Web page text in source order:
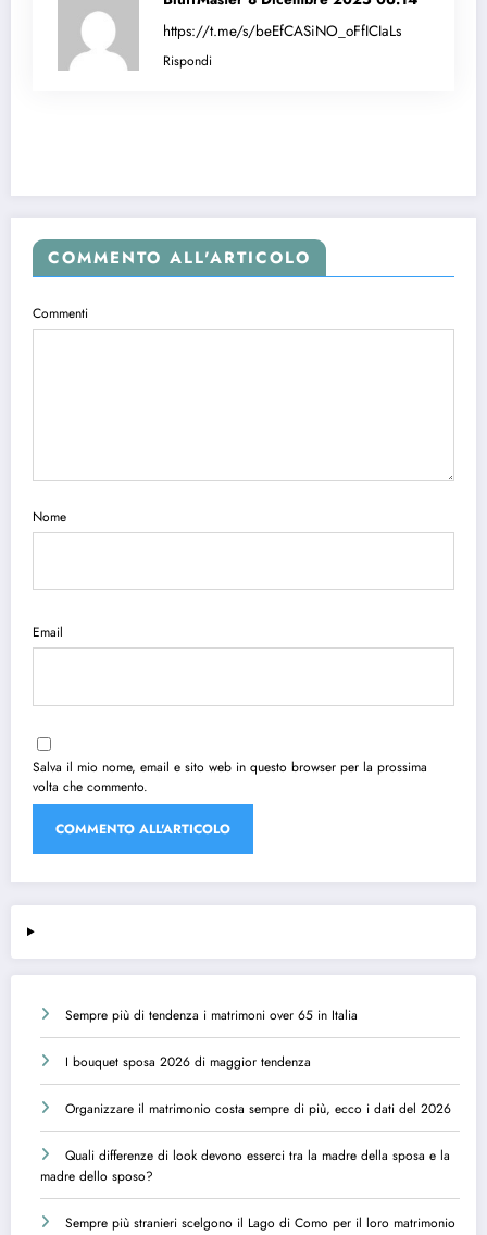
https://t.me/s/beEfCASiNO_oFfICIaLs
Rispondi
COMMENTO ALL'ARTICOLO
Commenti
Nome
Email
Salva il mio nome, email e sito web in questo browser per la prossima
volta che commento.
Sempre più di tendenza i matrimoni over 65 in Italia
I bouquet sposa 2026 di maggior tendenza
Organizzare il matrimonio costa sempre di più, ecco i dati del 2026
Quali differenze di look devono esserci tra la madre della sposa e la
madre dello sposo?
Sempre più stranieri scelgono il Lago di Como per il loro matrimonio